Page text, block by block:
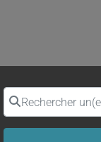
Rechercher un(e)